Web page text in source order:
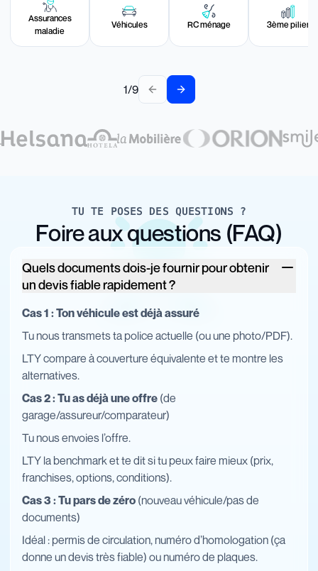
Assurances
maladie
Véhicules RC ménage 3ème pilier
1/9 Previous slide
Next slide
TU TE POSES DES QUESTIONS ?
Foire aux questions (FAQ)
Quels documents dois-je fournir pour obtenir
un devis fiable rapidement ?
Cas 1 : Ton véhicule est déjà assuré
Tu nous transmets ta police actuelle (ou une photo/PDF).
LTY compare à couverture équivalente et te montre les
alternatives.
Cas 2 : Tu as déjà une offre (de
garage/assureur/comparateur)
Tu nous envoies l’offre.
LTY la benchmark et te dit si tu peux faire mieux (prix,
franchises, options, conditions).
Cas 3 : Tu pars de zéro (nouveau véhicule/pas de
documents)
Idéal : permis de circulation, numéro d’homologation (ça
donne un devis très fiable) ou numéro de plaques.